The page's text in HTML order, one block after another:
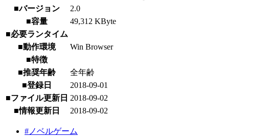
■バージョン
2.0
■容量
49,312 KByte
■必要ランタイム
■動作環境
Win Browser
■特徴
■推奨年齢
全年齢
■登録日
2018-09-01
■ファイル更新日 2018-09-02
■情報更新日
2018-09-02
#ノベルゲーム